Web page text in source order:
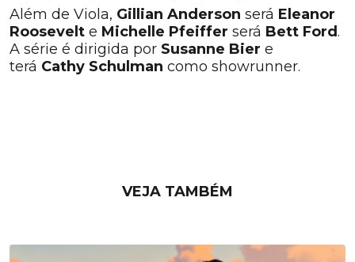
Além de Viola, Gillian Anderson será Eleanor
Roosevelt e Michelle Pfeiffer será Bett Ford.
A série é dirigida por Susanne Bier e
terá Cathy Schulman como showrunner.
VEJA TAMBÉM